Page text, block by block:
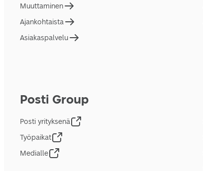
Muuttaminen
Ajankohtaista
Asiakaspalvelu
Posti Group
Posti yrityksenä
Työpaikat
Medialle